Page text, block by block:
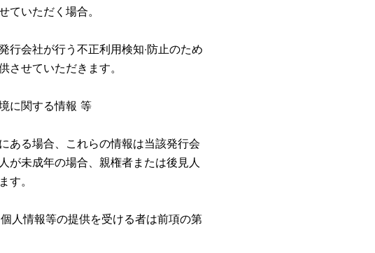
ていただく場合。
行会社が行う不正利用検知‧防止のため
させていただきます。
に関する情報 等
ある場合、これらの情報は当該発行会
が未成年の場合、親権者または後見人
す。
人情報等の提供を受ける者は前項の第